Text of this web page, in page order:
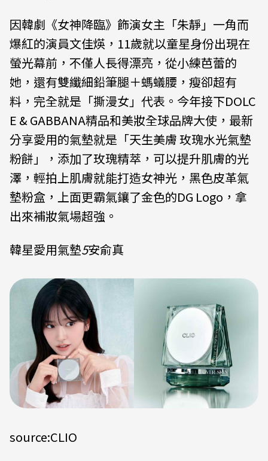
因韓劇《女神降臨》飾演女主「朱靜」一角而
爆紅的演員文佳煐，11歲就以童星身份出現在
螢光幕前，不僅人長得漂亮，從小練芭蕾的
她，還有雙纖細鉛筆腿＋螞蟻腰，瘦卻超有
料，完全就是「撕漫女」代表。今年接下DOLC
E & GABBANA精品和美妝全球品牌大使，最新
分享愛用的氣墊就是「天生美膚 玫瑰水光氣墊
粉餅」，添加了玫瑰精萃，可以提升肌膚的光
澤，輕拍上肌膚就能打造女神光，黑色皮革氣
墊粉盒，上面更霸氣鑲了金色的DG Logo，拿
出來補妝氣場超強。
韓星愛用氣墊5安俞真
source:CLIO